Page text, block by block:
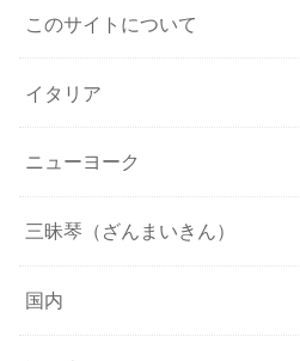
このサイトについて
イタリア
ニューヨーク
三昧琴（ざんまいきん）
国内